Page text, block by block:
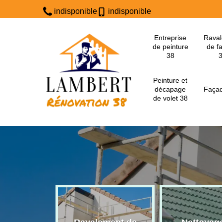
indisponible indisponible
Entreprise
de peinture
38
de
Peinture et
décapage
de volet 38